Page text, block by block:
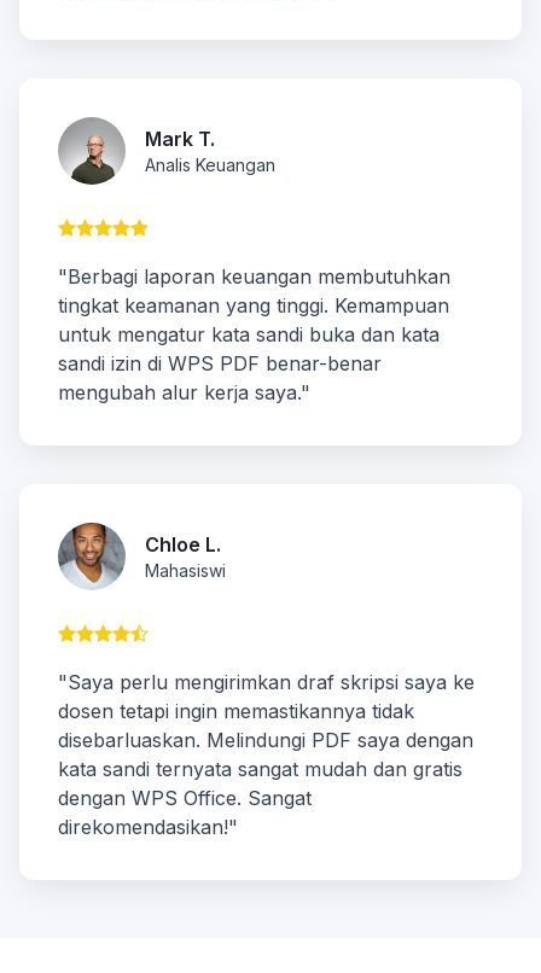
Mark T.
Analis Keuangan
"Berbagi laporan keuangan membutuhkan
tingkat keamanan yang tinggi. Kemampuan
untuk mengatur kata sandi buka dan kata
sandi izin di WPS PDF benar-benar
mengubah alur kerja saya."
Chloe L.
Mahasiswi
"Saya perlu mengirimkan draf skripsi saya ke
dosen tetapi ingin memastikannya tidak
disebarluaskan. Melindungi PDF saya dengan
kata sandi ternyata sangat mudah dan gratis
dengan WPS Office. Sangat
direkomendasikan!"